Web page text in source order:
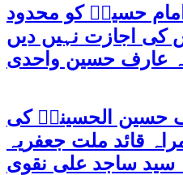
امام حسینؑ کو محدود
اجازت نہیں دیں
عارف حسین واحدی
حسین الحسینیؒ کی
قائد ملت جعفریہ
سید ساجد علی نقوی